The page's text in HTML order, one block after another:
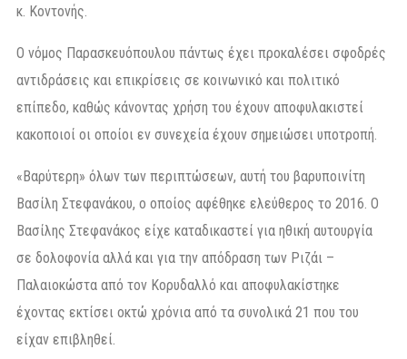
κ. Κοντονής.
Ο νόμος Παρασκευόπουλου πάντως έχει προκαλέσει σφοδρές
αντιδράσεις και επικρίσεις σε κοινωνικό και πολιτικό
επίπεδο, καθώς κάνοντας χρήση του έχουν αποφυλακιστεί
κακοποιοί οι οποίοι εν συνεχεία έχουν σημειώσει υποτροπή.
«Βαρύτερη» όλων των περιπτώσεων, αυτή του βαρυποινίτη
Βασίλη Στεφανάκου, ο οποίος αφέθηκε ελεύθερος το 2016. Ο
Βασίλης Στεφανάκος είχε καταδικαστεί για ηθική αυτουργία
σε δολοφονία αλλά και για την απόδραση των Ριζάι –
Παλαιοκώστα από τον Κορυδαλλό και αποφυλακίστηκε
έχοντας εκτίσει οκτώ χρόνια από τα συνολικά 21 που του
είχαν επιβληθεί.